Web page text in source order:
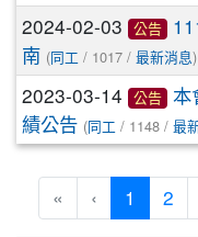
2024-02-03 公告
南 (同工 / 1017 / 最新消息)
2023-03-14 公告
本
績公告 (同工 / 1148 / 最
« ‹ 1 2